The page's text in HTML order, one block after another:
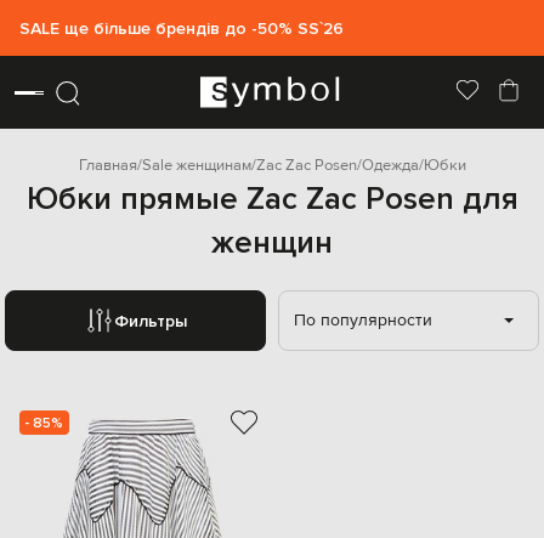
SALE ще більше брендів до -50% SS`26
Главная Sale женщинам Zac Zac Posen Одежда Юбки
Юбки прямые Zac Zac Posen для
женщин
Фильтры По популярности
- 85%